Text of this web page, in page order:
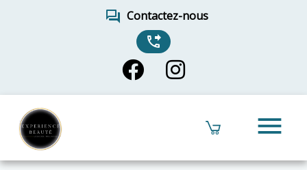
forum Contactez-nous
phone_forwarded
menu